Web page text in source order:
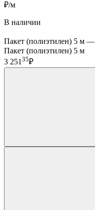
₽/м
В наличии
Пакет (полиэтилен) 5 м —
Пакет (полиэтилен) 5 м
3 25135₽